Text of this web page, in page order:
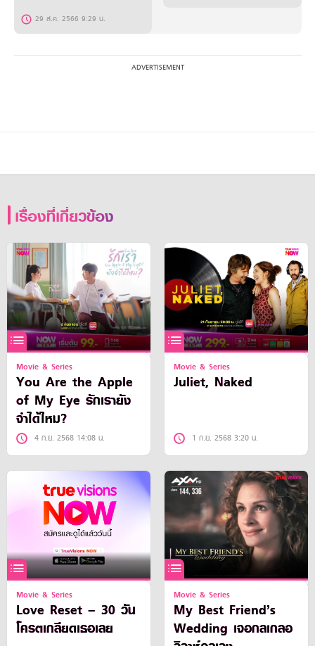
29 ส.ค. 2566 9:29 น.
เรื่องที่เกี่ยวข้อง
Movie & Series
You Are the Apple
of My Eye รักเรายัง
จำได้ไหม?
4 ก.ย. 2568 14:08 น.
Movie & Series
Juliet, Naked
1 ก.ย. 2568 3:20 น.
Movie & Series
Love Reset – 30 วัน
โครตเกลียดเธอเลย
Movie & Series
My Best Friend’s
Wedding เจอกลเกลอ